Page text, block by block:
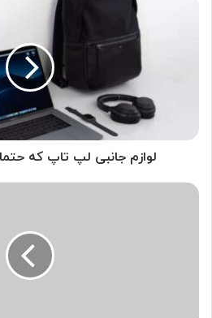
نیاز
لوازم جانبی لپ تاپ که حتما
بهترین